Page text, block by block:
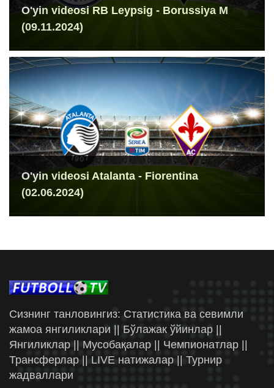
O'yin videosi RB Leypsig - Borussiya M
(09.11.2024)
O'yin videosi Atalanta - Fiorentina
(02.06.2024)
Сизнинг танловингиз: Статистика ва севимли
жамоа янгиликлари || Бўлажак ўйинлар ||
Янгиликлар || Мусобақалар || Чемпионатлар ||
Трансферлар || LIVE натижалар || Турнир
жадваллари